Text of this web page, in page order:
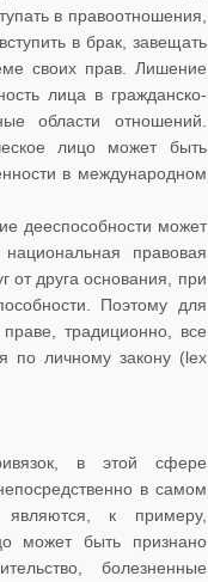
в правоотношения,
в брак, завещать
своих прав. Лишение
лица в гражданско-
области отношений.
лицо может быть
в международном
дееспособности может
правовая
от друга основания, при
Поэтому для
традиционно, все
по личному закону (lex
в этой сфере
в самом
являются, к примеру,
может быть признано
болезненные